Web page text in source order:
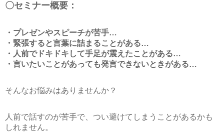
〇セミナー概要：
・プレゼンやスピーチが苦手…
・緊張すると言葉に詰まることがある…
・人前でドキドキして手足が震えたことがある…
・言いたいことがあっても発言できないときがある…
そんなお悩みはありませんか？
人前で話すのが苦手で、つい避けてしまうことがあるかも
しれません。